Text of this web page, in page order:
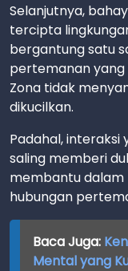
Selanjutnya,
tercipta
bergantung satu
pertemanan yang
Zona tidak
dikucilkan.
Padahal, interaksi
saling memberi
membantu dalam
hubungan
Baca Juga:
Mental yang